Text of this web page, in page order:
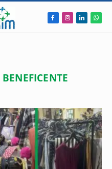
Facebook
Instagram
LinkedIn